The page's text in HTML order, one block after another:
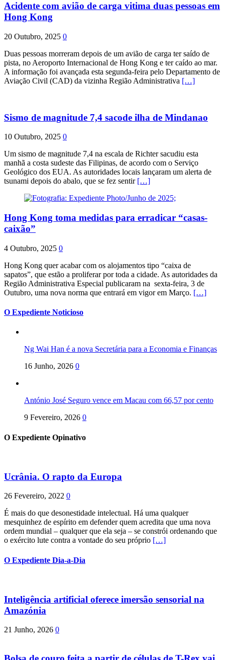
Acidente com avião de carga vitima duas pessoas em
Hong Kong
20 Outubro, 2025 0
Duas pessoas morreram depois de um avião de carga ter saído de
pista, no Aeroporto Internacional de Hong Kong e ter caído ao mar.
A informação foi avançada esta segunda-feira pelo Departamento de
Aviação Civil (CAD) da vizinha Região Administrativa […]
Sismo de magnitude 7,4 sacode ilha de Mindanao
10 Outubro, 2025 0
Um sismo de magnitude 7,4 na escala de Richter sacudiu esta
manhã a costa sudeste das Filipinas, de acordo com o Serviço
Geológico dos EUA. As autoridades locais lançaram um alerta de
tsunami depois do abalo, que se fez sentir […]
Hong Kong toma medidas para erradicar “casas-
caixão”
4 Outubro, 2025 0
Hong Kong quer acabar com os alojamentos tipo “caixa de
sapatos”, que estão a proliferar por toda a cidade. As autoridades da
Região Administrativa Especial publicaram na sexta-feira, 3 de
Outubro, uma nova norma que entrará em vigor em Março. […]
O Expediente Noticioso
Ng Wai Han é a nova Secretária para a Economia e Finanças
16 Junho, 2026 0
António José Seguro vence em Macau com 66,57 por cento
9 Fevereiro, 2026 0
O Expediente Opinativo
Ucrânia. O rapto da Europa
26 Fevereiro, 2022 0
É mais do que desonestidade intelectual. Há uma qualquer
mesquinhez de espírito em defender quem acredita que uma nova
ordem mundial – qualquer que ela seja – se constrói ordenando que
o exército lute contra a vontade do seu próprio […]
O Expediente Dia-a-Dia
Inteligência artificial oferece imersão sensorial na
Amazónia
21 Junho, 2026 0